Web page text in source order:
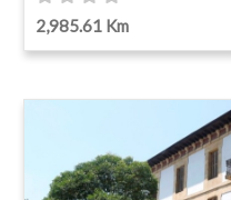
2,985.61 Km